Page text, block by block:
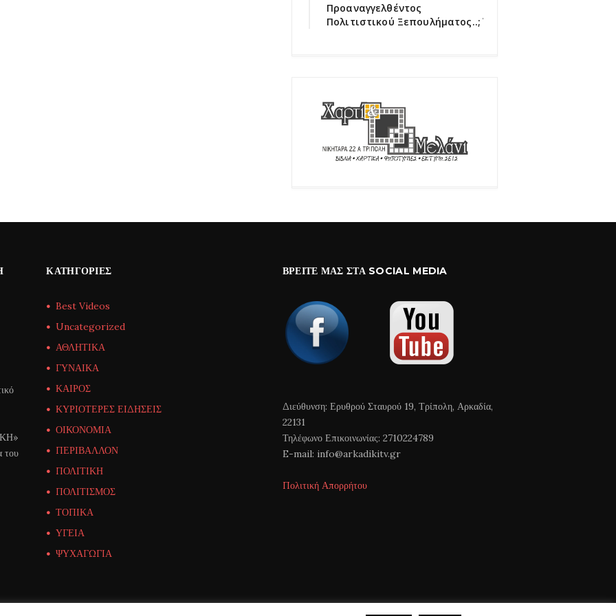
Προαναγγελθέντος
Πολιτιστικού Ξεπουλήματος..;΄΄
του
ΚΑΤΗΓΟΡΊΕΣ
Best Videos
Uncategorized
ΑΘΛΗΤΙΚΑ
ΓΥΝΑΙΚΑ
ΚΑΙΡΟΣ
ΚΥΡΙΟΤΕΡΕΣ ΕΙΔΗΣΕΙΣ
ΟΙΚΟΝΟΜΙΑ
ΠΕΡΙΒΑΛΛΟΝ
ΠΟΛΙΤΙΚΗ
ΠΟΛΙΤΙΣΜΟΣ
ΤΟΠΙΚΑ
ΥΓΕΙΑ
ΨΥΧΑΓΩΓΙΑ
ΒΡΕΊΤΕ ΜΑΣ ΣΤΑ SOCIAL MEDIA
Διεύθυνση: Ερυθρού Σταυρού 19, Τρίπολη, Αρκαδία,
22131
Τηλέφωνο Επικοινωνίας: 2710224789
E-mail: info@arkadikitv.gr
Πολιτική Απορρήτου